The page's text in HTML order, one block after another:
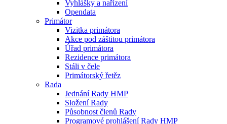
Vyhlášky a nařízení
Opendata
Primátor
Vizitka primátora
Akce pod záštitou primátora
Úřad primátora
Rezidence primátora
Stáli v čele
Primátorský řetěz
Rada
Jednání Rady HMP
Složení Rady
Působnost členů Rady
Programové prohlášení Rady HMP